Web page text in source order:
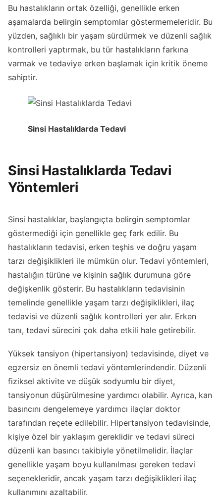
Bu hastalıkların ortak özelliği, genellikle erken
aşamalarda belirgin semptomlar göstermemeleridir. Bu
yüzden, sağlıklı bir yaşam sürdürmek ve düzenli sağlık
kontrolleri yaptırmak, bu tür hastalıkların farkına
varmak ve tedaviye erken başlamak için kritik öneme
sahiptir.
Sinsi Hastalıklarda Tedavi
Sinsi Hastalıklarda Tedavi
Yöntemleri
Sinsi hastalıklar, başlangıçta belirgin semptomlar
göstermediği için genellikle geç fark edilir. Bu
hastalıkların tedavisi, erken teşhis ve doğru yaşam
tarzı değişiklikleri ile mümkün olur. Tedavi yöntemleri,
hastalığın türüne ve kişinin sağlık durumuna göre
değişkenlik gösterir. Bu hastalıkların tedavisinin
temelinde genellikle yaşam tarzı değişiklikleri, ilaç
tedavisi ve düzenli sağlık kontrolleri yer alır. Erken
tanı, tedavi sürecini çok daha etkili hale getirebilir.
Yüksek tansiyon (hipertansiyon) tedavisinde, diyet ve
egzersiz en önemli tedavi yöntemlerindendir. Düzenli
fiziksel aktivite ve düşük sodyumlu bir diyet,
tansiyonun düşürülmesine yardımcı olabilir. Ayrıca, kan
basıncını dengelemeye yardımcı ilaçlar doktor
tarafından reçete edilebilir. Hipertansiyon tedavisinde,
kişiye özel bir yaklaşım gereklidir ve tedavi süreci
düzenli kan basıncı takibiyle yönetilmelidir. İlaçlar
genellikle yaşam boyu kullanılması gereken tedavi
seçenekleridir, ancak yaşam tarzı değişiklikleri ilaç
kullanımını azaltabilir.